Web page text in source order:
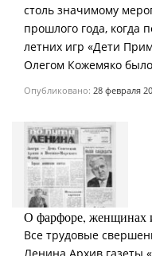
столь значимому
прошлого года, когда
летних игр «Дети
Олегом Кожемяко
Опубликовано: 28 февраля
О фарфоре, женщинах
Все трудовые